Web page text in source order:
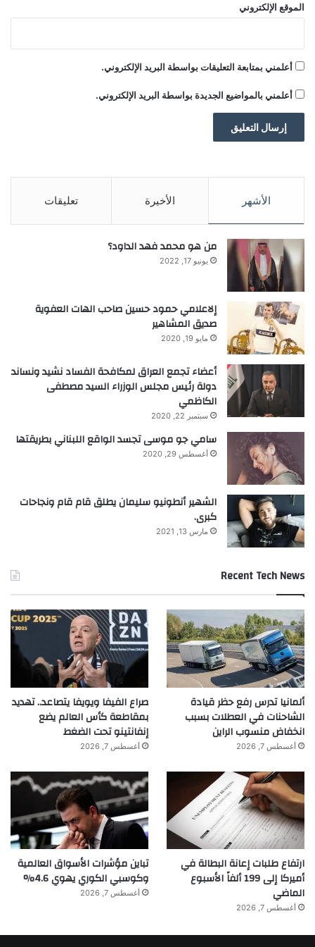
الموقع الإلكتروني
أعلمني بمتابعة التعليقات بواسطة البريد الإلكتروني.
أعلمني بالمواضيع الجديدة بواسطة البريد الإلكتروني.
الأشهر الأخيرة تعليقات
من هو محمد فهد الداود؟
يونيو 17, 2022
إلاعلامي حمود حسين صاحب الهات العفوية
صديق المشاهير
مايو 19, 2020
أعضاء تجمع العراق لمكافحة الفساد نشيد ونساند
دولة رئيس مجلس الوزراء السيد مصطفى
الكاظمي
سبتمبر 22, 2020
سامي جو موسى تجسد الواقع اللبناني بطريقتها
أغسطس 29, 2020
الشهير أنطونيو سليمان يطلق قام قام ونجاحات
كبرى.
مارس 13, 2021
Recent Tech News
ألمانيا تدرس رفع حظر قيادة
الشاحنات في العطلات بسبب
انخفاض منسوب الراين
أغسطس 7, 2026
صراع الفيفا ويويفا يتصاعد.. تهديد
بمقاطعة كأس العالم يضع
إنفانتينو تحت الضغط
أغسطس 7, 2026
ارتفاع طلبات إعانة البطالة في
أميركا إلى 199 ألفاً الأسبوع
الماضي
أغسطس 7, 2026
تباين مؤشرات الأسواق العالمية
وكوسبي الكوري يهوي 4.6%
أغسطس 7, 2026